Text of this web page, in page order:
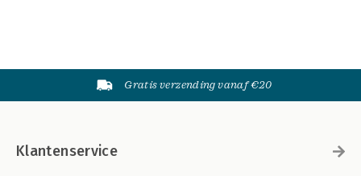
Gratis verzending vanaf €20
Klantenservice